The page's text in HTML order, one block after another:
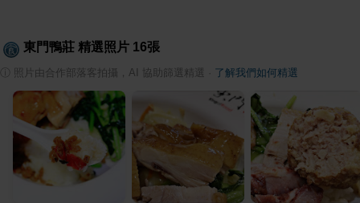
東門鴨莊 精選照片 16張
照片由合作部落客拍攝，AI 協助篩選精選 了解我們如何精選